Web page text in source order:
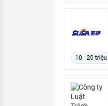
10 - 20 triệu